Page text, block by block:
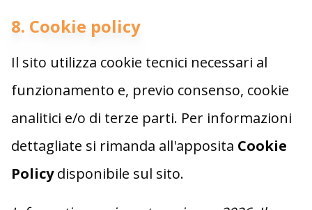
8. Cookie policy
Il sito utilizza cookie tecnici necessari al
funzionamento e, previo consenso, cookie
analitici e/o di terze parti. Per informazioni
dettagliate si rimanda all'apposita Cookie
Policydisponibile sul sito.